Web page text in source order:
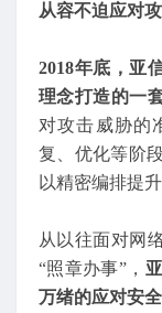
从容不迫应对
2018年底，亚
理念打造的一
对攻击威胁的
复、优化等阶
以精密编排提
从以往面对网
“照章办事”，
万绪的应对安